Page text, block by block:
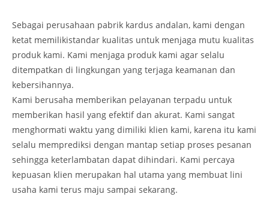
Sebagai perusahaan pabrik kardus andalan, kami dengan
ketat memilikistandar kualitas untuk menjaga mutu kualitas
produk kami. Kami menjaga produk kami agar selalu
ditempatkan di lingkungan yang terjaga keamanan dan
kebersihannya.
Kami berusaha memberikan pelayanan terpadu untuk
memberikan hasil yang efektif dan akurat. Kami sangat
menghormati waktu yang dimiliki klien kami, karena itu kami
selalu memprediksi dengan mantap setiap proses pesanan
sehingga keterlambatan dapat dihindari. Kami percaya
kepuasan klien merupakan hal utama yang membuat lini
usaha kami terus maju sampai sekarang.